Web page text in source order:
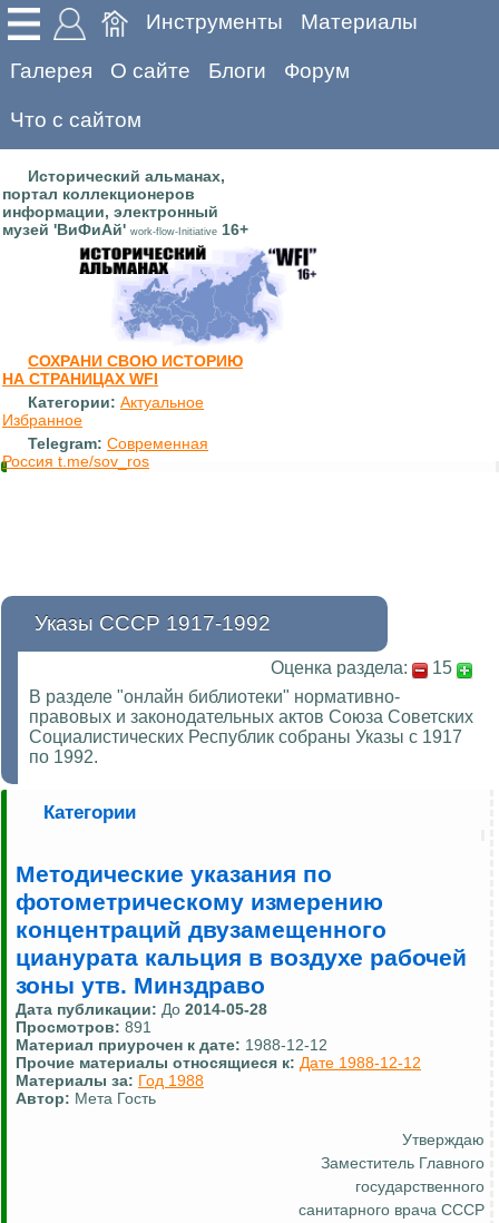
Инструменты Материалы
Галерея О сайте Блоги Форум
Что с сайтом
Исторический альманах,
портал коллекционеров
информации, электронный
музей 'ВиФиАй' work-flow-Initiative 16+
СОХРАНИ СВОЮ ИСТОРИЮ
НА СТРАНИЦАХ WFI
Категории: Актуальное
Избранное
Telegram: Современная
Россия t.me/sov_ros
Указы СССР 1917-1992
Оценка раздела:
15
В разделе "онлайн библиотеки" нормативно-
правовых и законодательных актов Союза Советских
Социалистических Республик собраны Указы с 1917
по 1992.
Категории
Методические указания по
фотометрическому измерению
концентраций двузамещенного
цианурата кальция в воздухе рабочей
зоны утв. Минздраво
Дата публикации: До 2014-05-28
Просмотров: 891
Материал приурочен к дате: 1988-12-12
Прочие материалы относящиеся к: Дате 1988-12-12
Материалы за: Год 1988
Автор: Мета Гость
Утверждаю
Заместитель Главного
государственного
санитарного врача СССР